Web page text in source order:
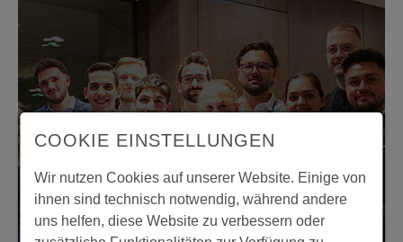
COOKIE EINSTELLUNGEN
Wir nutzen Cookies auf unserer Website. Einige von
ihnen sind technisch notwendig, während andere
uns helfen, diese Website zu verbessern oder